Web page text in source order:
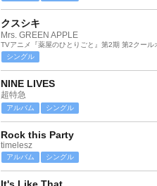
クスシキ
Mrs. GREEN APPLE
TVアニメ『薬屋のひとりごと』第2期 第2クール
シングル
NINE LIVES
超特急
アルバム シングル
Rock this Party
timelesz
アルバム シングル